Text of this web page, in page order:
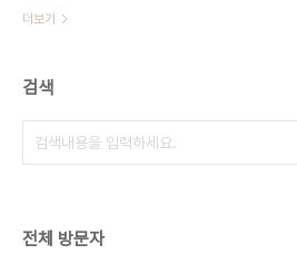
더보기
검색
전체 방문자